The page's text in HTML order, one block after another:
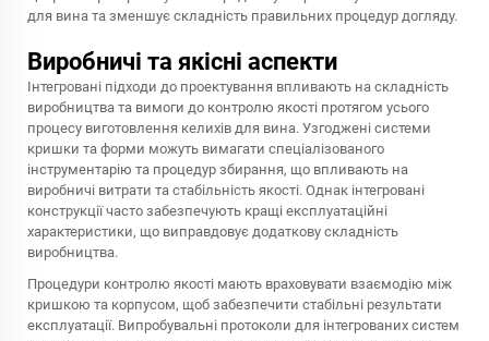
для вина та зменшує складність правильних процедур догляду.
Виробничі та якісні аспекти
Інтегровані підходи до проектування впливають на складність
виробництва та вимоги до контролю якості протягом усього
процесу виготовлення келихів для вина. Узгоджені системи
кришки та форми можуть вимагати спеціалізованого
інструментарію та процедур збирання, що впливають на
виробничі витрати та стабільність якості. Однак інтегровані
конструкції часто забезпечують кращі експлуатаційні
характеристики, що виправдовує додаткову складність
виробництва.
Процедури контролю якості мають враховувати взаємодію між
кришкою та корпусом, щоб забезпечити стабільні результати
експлуатації. Випробувальні протоколи для інтегрованих систем